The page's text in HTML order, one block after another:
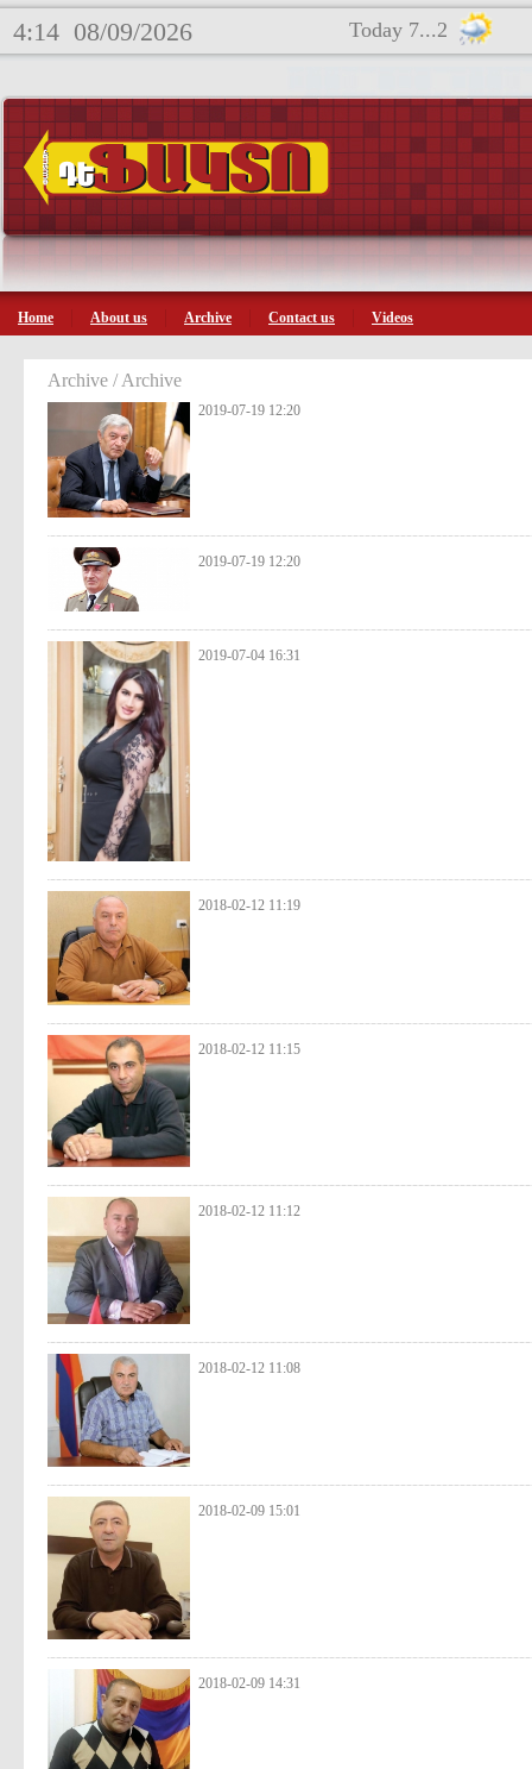
4:14 08/09/2026 Today 7...2
Home About us Archive Contact us Videos
Archive / Archive
2019-07-19 12:20
2019-07-19 12:20
2019-07-04 16:31
2018-02-12 11:19
2018-02-12 11:15
2018-02-12 11:12
2018-02-12 11:08
2018-02-09 15:01
2018-02-09 14:31